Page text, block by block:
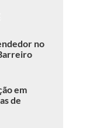
no
em
de